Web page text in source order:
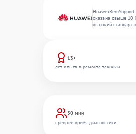
оказана свыше 10
высокий стандарт
13+
лет опыта в ремонте техники
30 мин
среднее время диагностики